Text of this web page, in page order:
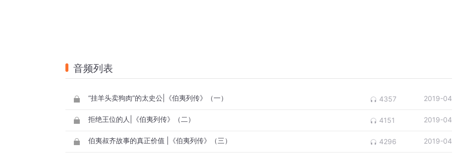
音频列表
“挂羊头卖狗肉”的太史公|《伯夷列传》（一） 4357 2019-04
拒绝王位的人|《伯夷列传》（二） 4151 2019-04
伯夷叔齐故事的真正价值 |《伯夷列传》（三） 4296 2019-04